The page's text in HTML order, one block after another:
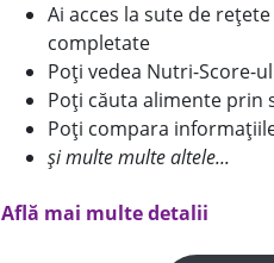
Ai acces la sute de
completate
Poți vedea Nutri-Score-
Poți căuta alimente prin
Poți compara
și multe multe altele...
Află mai multe detalii